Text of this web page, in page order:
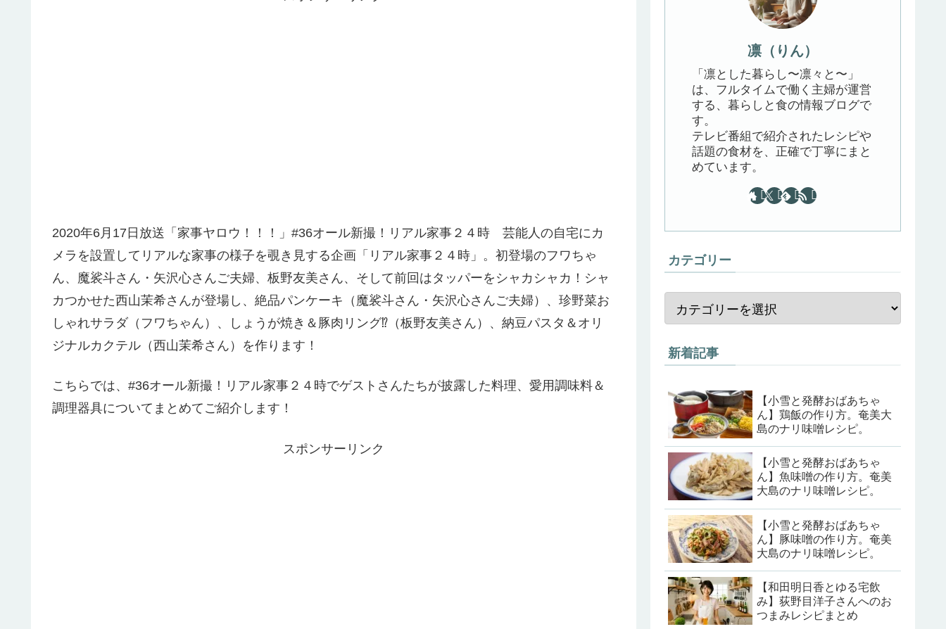
2020年6月17日放送「家事ヤロウ！！！」#36オール新撮！リアル家事２４時 芸能人の自宅にカ
メラを設置してリアルな家事の様子を覗き見する企画「リアル家事２４時」。初登場のフワちゃ
ん、魔裟斗さん・矢沢心さんご夫婦、板野友美さん、そして前回はタッパーをシャカシャカ！シャ
カつかせた西山茉希さんが登場し、絶品パンケーキ（魔裟斗さん・矢沢心さんご夫婦）、珍野菜お
しゃれサラダ（フワちゃん）、しょうが焼き＆豚肉リング⁉（板野友美さん）、納豆パスタ＆オリ
ジナルカクテル（西山茉希さん）を作ります！
こちらでは、#36オール新撮！リアル家事２４時でゲストさんたちが披露した料理、愛用調味料＆
調理器具についてまとめてご紹介します！
スポンサーリンク
凛（りん）
「凛とした暮らし〜凛々と〜」
は、フルタイムで働く主婦が運営
する、暮らしと食の情報ブログで
す。
テレビ番組で紹介されたレシピや
話題の食材を、正確で丁寧にまと
めています。
カテゴリー
新着記事
【小雪と発酵おばあちゃ
ん】鶏飯の作り方。奄美大
島のナリ味噌レシピ。
【小雪と発酵おばあちゃ
ん】魚味噌の作り方。奄美
大島のナリ味噌レシピ。
【小雪と発酵おばあちゃ
ん】豚味噌の作り方。奄美
大島のナリ味噌レシピ。
【和田明日香とゆる宅飲
み】荻野目洋子さんへのお
つまみレシピまとめ